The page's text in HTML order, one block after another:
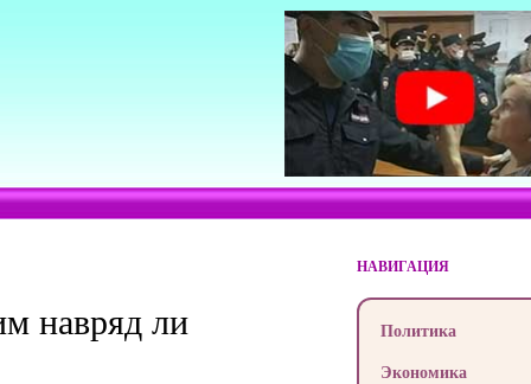
навряд ли
НАВИГАЦИЯ
Политика
Экономика